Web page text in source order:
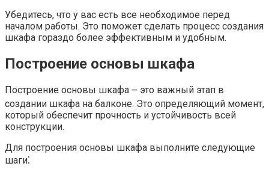
Убедитесь, что у вас есть все необходимое перед
началом работы.​ Это поможет сделать процесс создания
шкафа гораздо более эффективным и удобным.​
Построение основы шкафа
Построение основы шкафа ౼ это важный этап в
создании шкафа на балконе. Это определяющий момент,
который обеспечит прочность и устойчивость всей
конструкции.
Для построения основы шкафа выполните следующие
шаги⁚